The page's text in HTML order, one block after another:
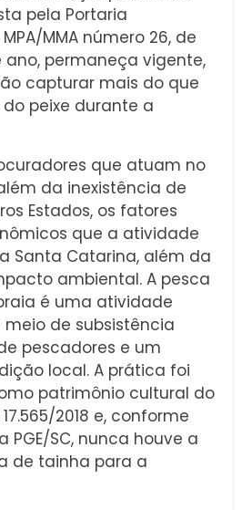
pela Portaria
MMA número 26, de
ano, permaneça vigente,
capturar mais do que
do peixe durante a
que atuam no
da inexistência de
Estados, os fatores
que a atividade
Santa Catarina, além da
ambiental. A pesca
é uma atividade
de subsistência
pescadores e um
local. A prática foi
patrimônio cultural do
2018 e, conforme
SC, nunca houve a
de tainha para a